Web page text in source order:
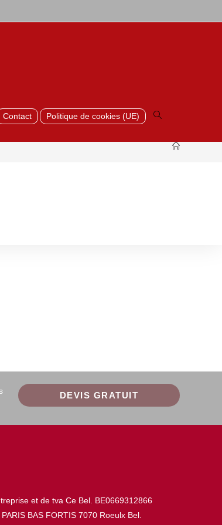
Contact Politique de cookies (UE)
Toggle
website
search
DEVIS GRATUIT
et de tva Ce Bel. BE0669312866
PARIS BAS FORTIS 7070 Roeulx Bel.